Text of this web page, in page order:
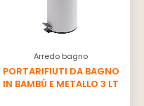
Arredo bagno
PORTARIFIUTI DA BAGNO
IN BAMBÙ E METALLO 3 LT